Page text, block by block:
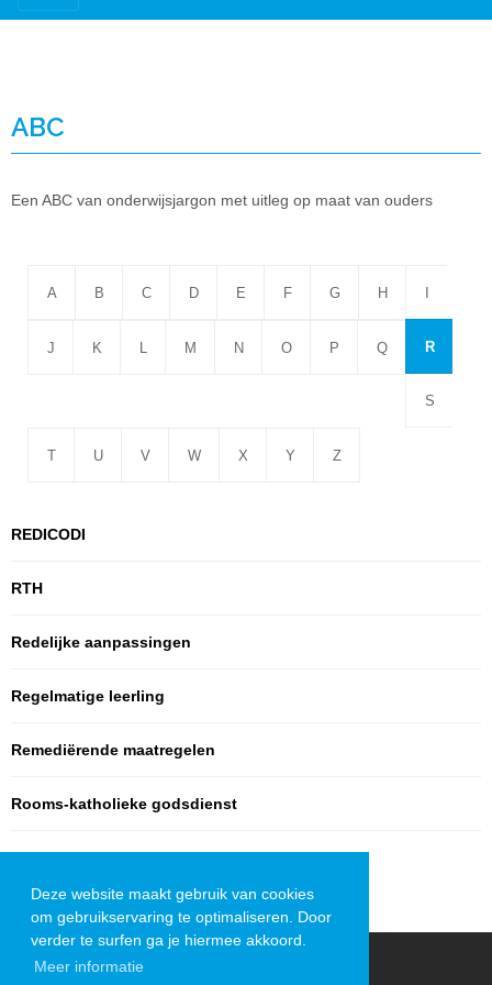
Deze website maakt gebruik van cookies
om gebruikservaring te optimaliseren. Door
verder te surfen ga je hiermee akkoord.
Meer informatie
ABC
Een ABC van onderwijsjargon met uitleg op maat van ouders
A B C D E F G H I
J K L M N O P Q R
S
T U V W X Y Z
REDICODI
RTH
Redelijke aanpassingen
Regelmatige leerling
Remediërende maatregelen
Rooms-katholieke godsdienst